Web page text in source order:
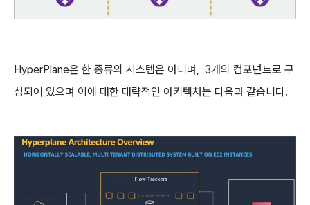
HyperPlane은 한 종류의 시스템은 아니며, 3개의 컴포넌트로 구
성되어 있으며 이에 대한 대략적인 아키텍처는 다음과 같습니다.